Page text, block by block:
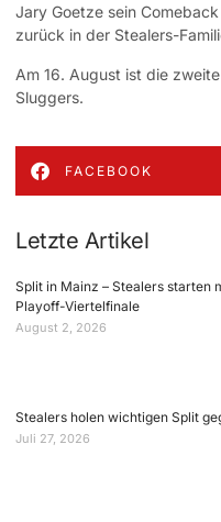
Jary Goetze sein
zurück in der Stealers-
Am 16. August ist die
Sluggers.
FACEBOOK
Letzte Artikel
Split in Mainz – Stealers starten
Playoff-Viertelfinale
August 2, 2026
Stealers holen wichtigen Split
Juli 27, 2026